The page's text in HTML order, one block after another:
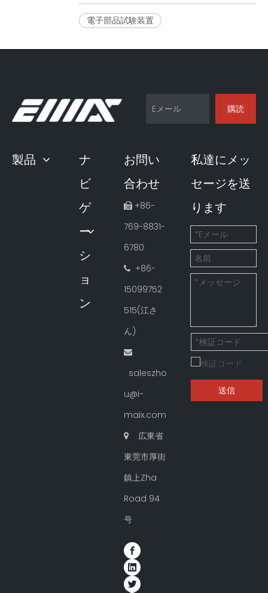
電子部品試験装置
購読
製品
ナ
ビ
ゲ
ー
シ
ョ
ン
お問い
合わせ
+86-
769-8831-
6780
+86-
15099752
515(江さ
ん)

saleszho
u@i-
maix.com
 広東省
東莞市厚街
鎮上Zha
Road 94
号
私達にメッ
セージを送
ります
送信